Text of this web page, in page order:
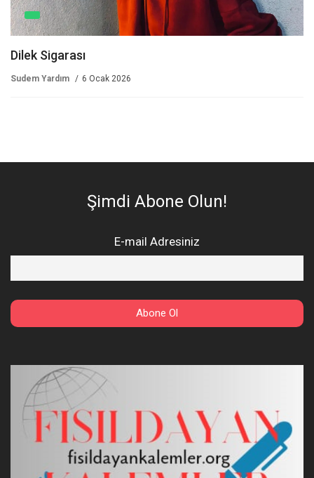
Dilek Sigarası
Sudem Yardım 6 Ocak 2026
Şimdi Abone Olun!
E-mail Adresiniz